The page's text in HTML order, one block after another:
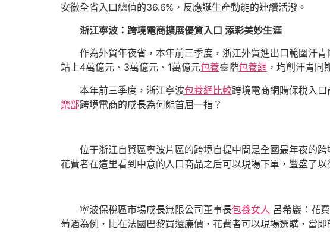
安徽全省入口總值的36.6%，反應誕生產動能的連續活潑。
浙江寧波：跨境電商擴展優質入口 添彩美妙生涯
作為外貿年夜省，本年前三季度，浙江外貿進出口範圍汗
站上4萬億元、3萬億元、1萬億元包養臺階包養網 ，均創汗青同
本年前三季度，浙江寧波包養網比較跨境電商網購保稅入
樂部跨境電商的成長為何能首屈一指？
位于浙江自貿區寧波片區的跨境自提中間是全國最年夜的
花費者在這里看到中意的入口商品之后可以現場下單，豐盛了
寧波保稅區市場成長無限公司董事長包養女人 呂希巖：花
萄酒為例，比在法國巴黎買還廉價，花費者可以現場選購，當即